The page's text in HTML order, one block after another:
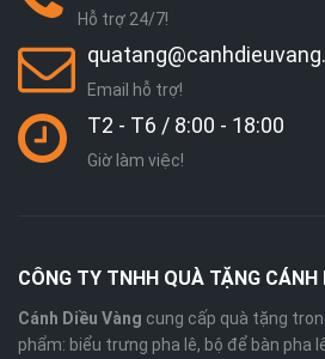
Hỗ trợ 24/7!
Email hỗ trợ!
T2 - T6 / 8:00 - 18:00
Giờ làm việc!
CÔNG TY TNHH QUÀ TẶNG CÁNH
Cánh Diều Vàng cung cấp quà tặng
phẩm: biểu trưng pha lê, bộ để bàn pha